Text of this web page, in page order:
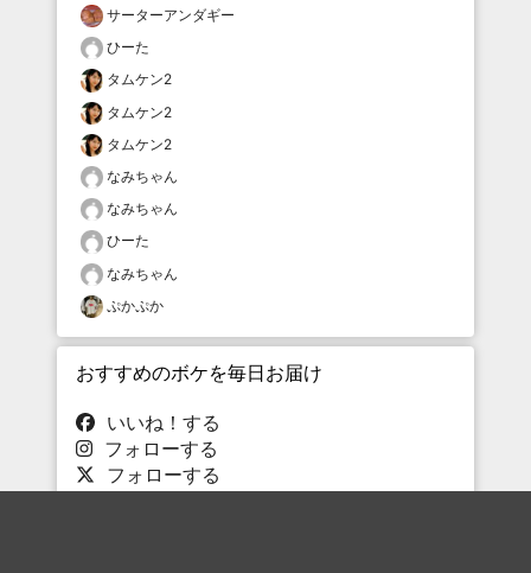
サーターアンダギー
ひーた
タムケン2
タムケン2
タムケン2
なみちゃん
なみちゃん
ひーた
なみちゃん
ぷかぷか
おすすめのボケを毎日お届け
いいね！する
フォローする
フォローする